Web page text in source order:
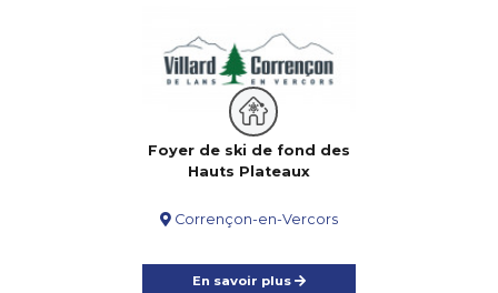
Foyer de ski de fond des
Hauts Plateaux
Corrençon-en-Vercors
En savoir plus